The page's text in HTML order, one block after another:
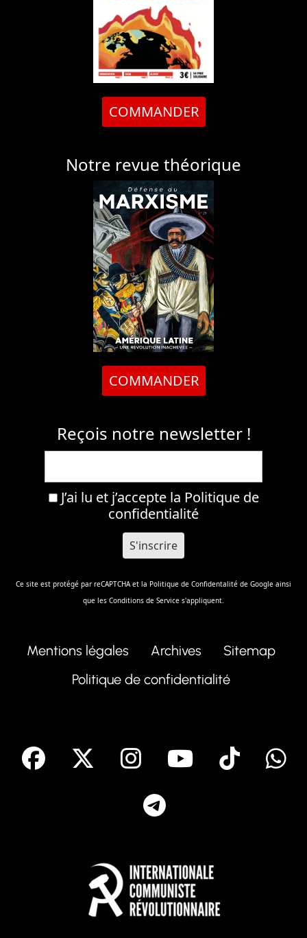
COMMANDER
Notre revue théorique
COMMANDER
Reçois notre newsletter !
J’ai lu et j’accepte la Politique de
confidentialité
Ce site est protégé par reCAPTCHA et la Politique de Confidentalité de Google ainsi
que les Conditions de Service s'appliquent.
Mentions légales Archives
Sitemap
Politique de confidentialité
facebook Instagram
Youtube
Tik